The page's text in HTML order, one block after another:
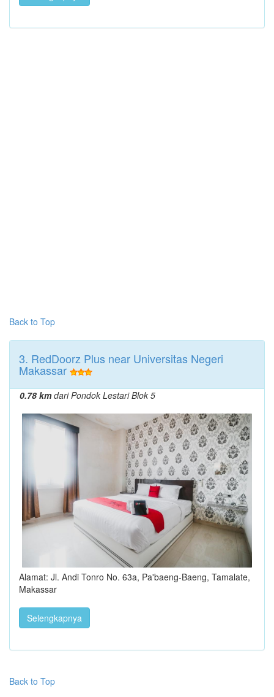
Back to Top
3. RedDoorz Plus near Universitas Negeri
Makassar
0.78 kmdari Pondok Lestari Blok 5
Alamat: Jl. Andi Tonro No. 63a, Pa'baeng-Baeng, Tamalate,
Makassar
Selengkapnya
Back to Top